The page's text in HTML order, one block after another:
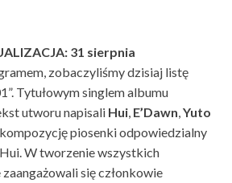
31 sierpnia
zobaczyliśmy dzisiaj listę
Tytułowym singlem albumu
utworu napisali Hui E’Dawn Yuto
kompozycję piosenki odpowiedzialny
W tworzenie wszystkich
zaangażowali się członkowie